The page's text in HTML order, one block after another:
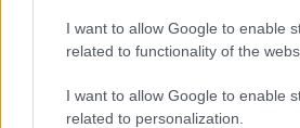
I want to allow Google to enable
related to functionality of the
I want to allow Google to enable
related to personalization.